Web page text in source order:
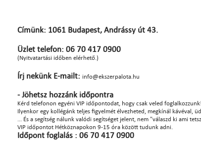
Címünk: 1061 Budapest, Andrássy út 43.
Üzlet telefon: 06 70 417 0900
(Nyitvatartási időben elérhető.)
Írj nekünk E-mailt: info@ekszerpalota.hu
- Jöhetsz hozzánk időpontra
Kérd telefonon egyéni VIP időpontodat, hogy csak veled foglalkozzunk!
Ilyenkor egy kollégánk teljes figyelmét élvezheted, megkínál kávéval,
... És a segítség nálunk valódi segítséget jelent, nem "válaszd ki ami
VIP időpontot Hétköznapokon 9-15 óra között tudunk adni.
Időpont foglalás : 06 70 417 0900